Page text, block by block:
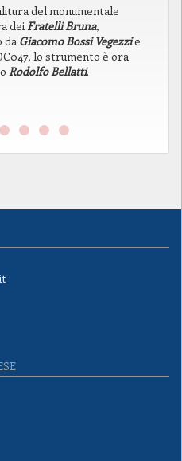
del monumentale
deiFratelli Bruna,
da Giacomo Bossi Vegezzie
lo strumento è ora
Rodolfo Bellatti.